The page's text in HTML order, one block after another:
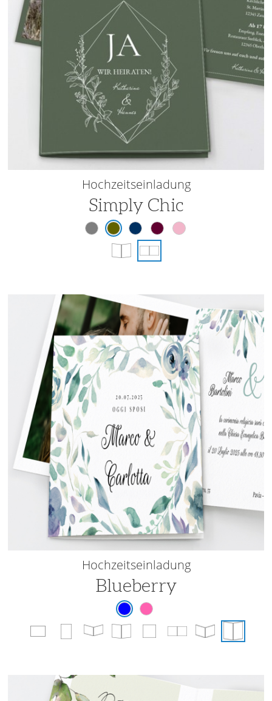
Hochzeitseinladung
Simply Chic
Hochzeitseinladung
Blueberry